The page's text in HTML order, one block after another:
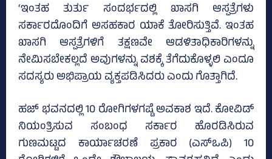
‘ಇಂತಹ ತುರ್ತು ಸಂದರ್ಭದಲ್ಲಿ ಖಾಸಗಿ ಆಸ್ಪತ್ರೆಗಳು
ಸರ್ಕಾರದೊಂದಿಗೆ ಅಸಹಕಾರ ಯಾಕೆ ತೋರಿಸುತ್ತಿವೆ. ಇಂತಹ
ಖಾಸಗಿ ಆಸ್ಪತ್ರೆಗಳಿಗೆ ತಕ್ಷಣವೇ ಆಡಳಿತಾಧಿಕಾರಿಗಳನ್ನು
ನೇಮಿಸಬೇಕಲ್ಲದೆ ಅವುಗಳನ್ನು ವಶಕ್ಕೆ ತೆಗೆದುಕೊಳ್ಳಲಿ ಎಂದೂ
ಸದಸ್ಯರು ಅಭಿಪ್ರಾಯ ವ್ಯಕ್ತಪಡಿಸಿದರು ಎಂದು ಗೊತ್ತಾಗಿದೆ.
ಹಜ್‌ ಭವನದಲ್ಲಿ 10 ರೋಗಿಗಳಗಷ್ಟೆ ಅವಕಾಶ ಇದೆ. ಕೋವಿಡ್‌
ನಿಯಂತ್ರಿಸುವ ಸಂಬಂಧ ಸರ್ಕಾರ ಹೊರಡಿಸಿರುವ
ಗುಣಮಟ್ಟದ ಕಾರ್ಯಾಚರಣೆ ಪ್ರಕಾರ (ಎಸ್‌ಒಪಿ) 10